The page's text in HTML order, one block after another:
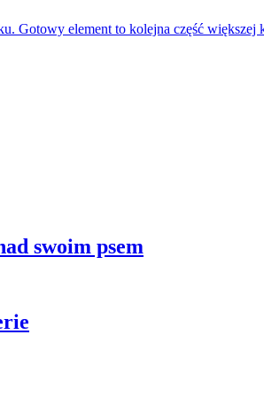
Gotowy element to kolejna część
swoim psem